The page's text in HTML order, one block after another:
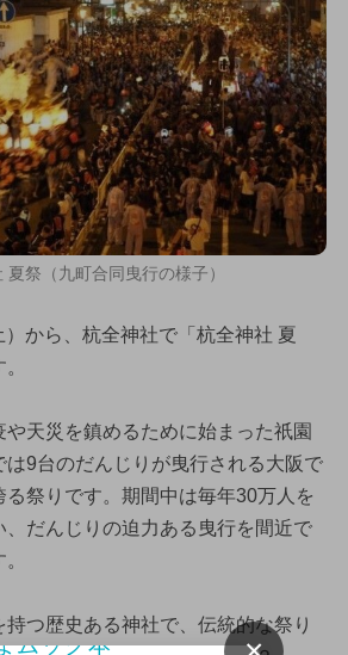
夏祭（九町合同曳行の様子）
から、杭全神社で「杭全神社 夏
天災を鎮めるために始まった祇園
は9台のだんじりが曳行される大阪で
る祭りです。期間中は毎年30万人を
、だんじりの迫力ある曳行を間近で
つ歴史ある神社で、伝統的な祭り